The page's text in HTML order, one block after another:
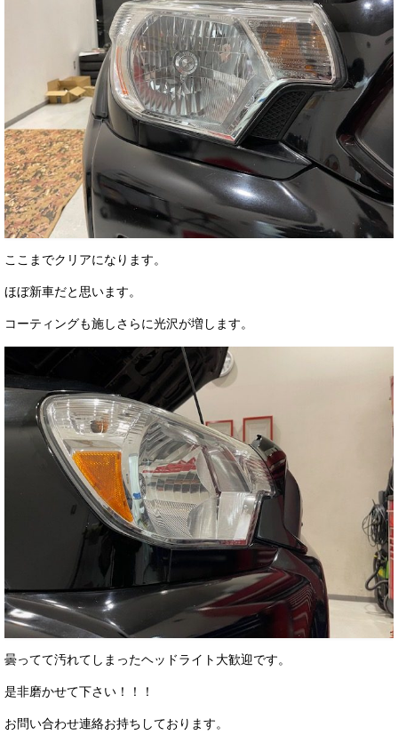
ここまでクリアになります。
ほぼ新車だと思います。
コーティングも施しさらに光沢が増します。
曇ってて汚れてしまったヘッドライト大歓迎です。
是非磨かせて下さい！！！
お問い合わせ連絡お持ちしております。